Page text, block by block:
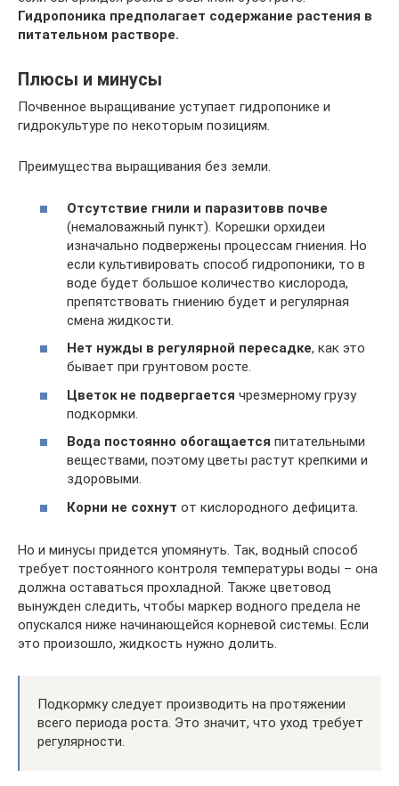
Гидропоника предполагает содержание растения в
питательном растворе.
Плюсы и минусы
Почвенное выращивание уступает гидропонике и
гидрокультуре по некоторым позициям.
Преимущества выращивания без земли.
Отсутствие гнили и паразитовв почве
(немаловажный пункт). Корешки орхидеи
изначально подвержены процессам гниения. Но
если культивировать способ гидропоники, то в
воде будет большое количество кислорода,
препятствовать гниению будет и регулярная
смена жидкости.
Нет нужды в регулярной пересадке, как это
бывает при грунтовом росте.
Цветок не подвергается чрезмерному грузу
подкормки.
Вода постоянно обогащается питательными
веществами, поэтому цветы растут крепкими и
здоровыми.
Корни не сохнут от кислородного дефицита.
Но и минусы придется упомянуть. Так, водный способ
требует постоянного контроля температуры воды – она
должна оставаться прохладной. Также цветовод
вынужден следить, чтобы маркер водного предела не
опускался ниже начинающейся корневой системы. Если
это произошло, жидкость нужно долить.
Подкормку следует производить на протяжении
всего периода роста. Это значит, что уход требует
регулярности.